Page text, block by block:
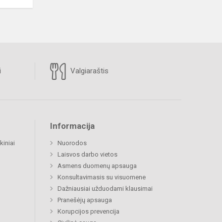
Valgiaraštis
Informacija
Nuorodos
Laisvos darbo vietos
Asmens duomenų apsauga
Konsultavimasis su visuomene
Dažniausiai užduodami klausimai
Pranešėjų apsauga
Korupcijos prevencija